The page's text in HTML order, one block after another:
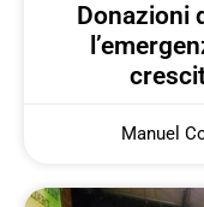
Donazioni
Manuel